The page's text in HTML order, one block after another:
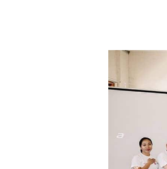
Kolaborasi
Days
Fund,
dan
Manggarai